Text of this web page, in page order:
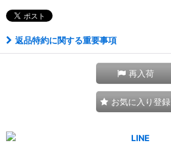
返品特約に関する重要事項
再入荷
お気に入り登録